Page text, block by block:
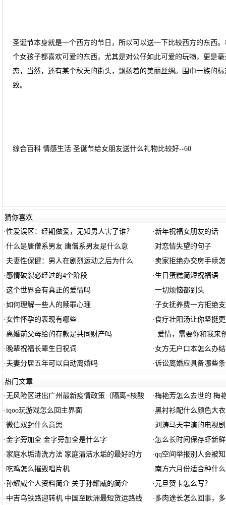
圣诞节本身就是一个西方的节日，所以可以送一下比较西方的东西
个女孩子都喜欢可爱的东西，尤其是对公仔如此可爱的玩物，更是
恋，当然，还有某个秋天的街头，飘扬着的美丽丝绸。围巾一族的
致。
综合百科 情感生活 圣诞节给女朋友送什么礼物比较好--60
猜你喜欢
·性爱误区：经期做爱，无知男人害了谁？ ·新年祝福女朋友的话
·什么是唐僧系男友 唐僧系男友是什么意 · 对恋情失望的句子
· 夫妻性保健：男人在剧烈运动之后为什么 ·卖家拒绝办交房手续
·感情破裂必经过的4个阶段 · 生日蛋糕简短祝福语
·这个世界会有真正的爱情吗 ·一切烦恼都到头
·如何理解一些人的赎罪心理 ·子女抚养费一方拒绝
·女性怀孕的表现有哪些 ·食疗壮阳汤让你坚挺
· 离婚前父母给的存款是共同财产吗 · ·爱情，需要你和我来
· 晚辈祝福长辈生日祝词 ·女方无户口本怎么办
· 夫妻分居五年可以自动离婚吗 ·诉讼离婚应具备哪些
热门文章
·无风险区进出广州最新疫情政策（隔离+核酸 ·梅艳芳怎么去世的 梅
·iqoo玩游戏怎么回主界面 ·黑衬衫配什么颜色大
·微信双封什么意思 ·刘涛马天宇演的电视
·金字旁加全 金字旁加全是什么字 · 怎么长时间保存虾新
· 家庭水垢清洗方法 家庭清洁水垢的最好的方 ·qq空间举报别人会被
· 吃鸡怎么摧毁唱片机 ·南方六月份适合种什
·孙耀威个人资料简介 关于孙耀威的简介 ·元旦贺卡怎么写？
· 中吉乌铁路迎转机 中国至欧洲最短货运路线 · 多肉途长怎么回事，